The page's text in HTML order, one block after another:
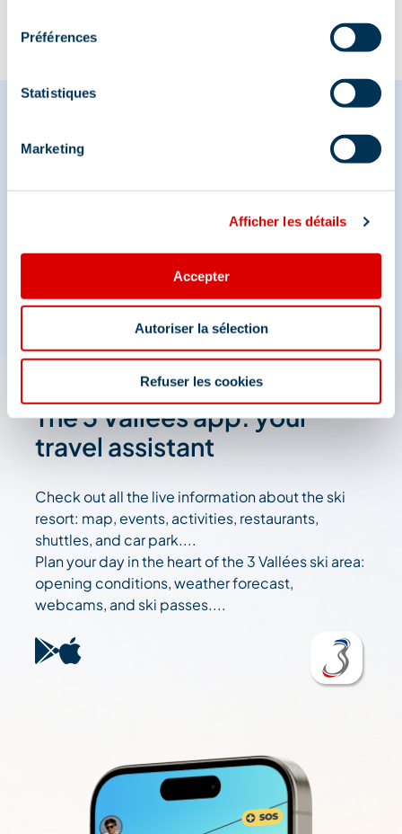
Préférences
Statistiques
Marketing
Afficher les détails
Accepter
Autoriser la sélection
Refuser les cookies
Share your moments in
Méribel
The 3 Vallées app: your
travel assistant
Check out all the live information about the ski
resort: map, events, activities, restaurants,
shuttles, and car park....
Plan your day in the heart of the 3 Vallées ski area:
opening conditions, weather forecast,
webcams, and ski passes....